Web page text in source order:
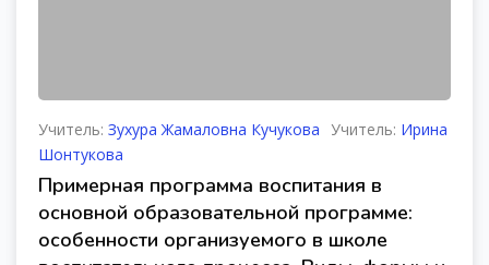
Учитель: Зухура Жамаловна Кучукова Учитель: Ирина
Шонтукова
Примерная программа воспитания в
основной образовательной программе:
особенности организуемого в школе